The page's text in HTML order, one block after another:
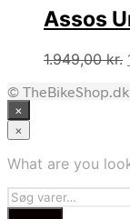
Assos
1.949,00kr.
© TheBikeShop.dk
×
×
What are you